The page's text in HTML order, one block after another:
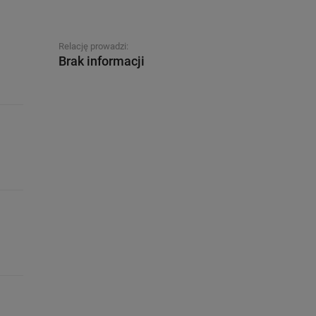
Relację prowadzi:
Brak informacji